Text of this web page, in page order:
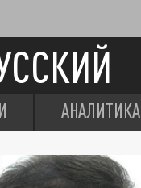
АНАЛИТИКА